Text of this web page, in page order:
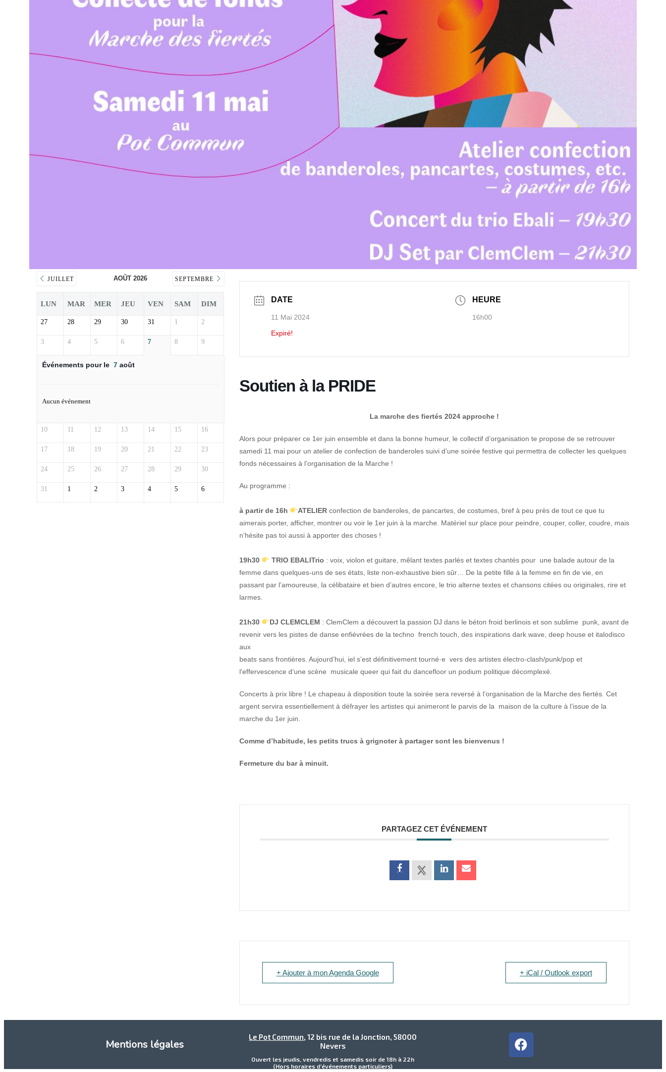
JUILLET AOÛT 2026 SEPTEMBRE
LUN MAR MER JEU VEN SAM DIM
27 28 29 30 31 1 2
3 4 5 6 7 8 9
Événements pour le 7 août
Aucun événement
10 11 12 13 14 15 16
17 18 19 20 21 22 23
24 25 26 27 28 29 30
31 1 2 3 4 5 6
DATE
11 Mai 2024
Expiré!
HEURE
16h00
Soutien à la PRIDE
La marche des fiertés 2024 approche !
Alors pour préparer ce 1er juin ensemble et dans la bonne humeur, le collectif d’organisation te propose de se retrouver
samedi 11 mai pour un atelier de confection de banderoles suivi d’une soirée festive qui permettra de collecter les quelques
fonds nécessaires à l’organisation de la Marche !
Au programme :
à partir de 16h ATELIERconfection de banderoles, de pancartes, de costumes, bref à peu près de tout ce que tu
aimerais porter, afficher, montrer ou voir le 1er juin à la marche. Matériel sur place pour peindre, couper, coller, coudre, mais
n’hésite pas toi aussi à apporter des choses !
19h30 TRIO EBALITrio : voix, violon et guitare, mêlant textes parlés et textes chantés pour une balade autour de la
femme dans quelques-uns de ses états, liste non-exhaustive bien sûr… De la petite fille à la femme en fin de vie, en
passant par l’amoureuse, la célibataire et bien d’autres encore, le trio alterne textes et chansons citées ou originales, rire et
larmes.
21h30 DJ CLEMCLEM : ClemClem a découvert la passion DJ dans le béton froid berlinois et son sublime punk, avant de
revenir vers les pistes de danse enfiévrées de la techno french touch, des inspirations dark wave, deep house et italodisco
aux
beats sans frontières. Aujourd’hui, iel s’est définitivement tourné·e vers des artistes électro-clash/punk/pop et
l’effervescence d’une scène musicale queer qui fait du dancefloor un podium politique décomplexé.
Concerts à prix libre ! Le chapeau à disposition toute la soirée sera reversé à l’organisation de la Marche des fiertés. Cet
argent servira essentiellement à défrayer les artistes qui animeront le parvis de la maison de la culture à l’issue de la
marche du 1er juin.
Comme d’habitude, les petits trucs à grignoter à partager sont les bienvenus !
Fermeture du bar à minuit.
PARTAGEZ CET ÉVÉNEMENT
+ Ajouter à mon Agenda Google + iCal / Outlook export
Mentions légales
Le Pot Commun, 12 bis rue de la Jonction, 58000
Nevers
Ouvert les jeudis, vendredis et samedis soir de 18h à 22h
(Hors horaires d’événements particuliers)